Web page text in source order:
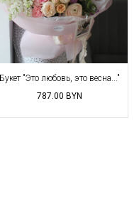
Букет "Это любовь, это весна..."
787.00 BYN